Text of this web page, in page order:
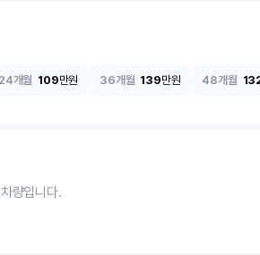
24개월 109만원 36개월 139만원 48개월
량입니다.